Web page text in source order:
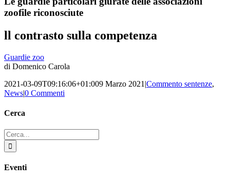
zoofile riconosciute
ll contrasto sulla competenza
Guardie zoo
di Domenico Carola
2021-03-09T09:16:06+01:009 Marzo 2021 |Commento sentenze,
News|0 Commenti
Cerca
Cerca
per:
Eventi